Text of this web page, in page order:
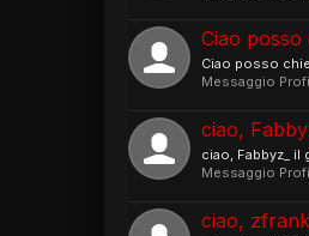
Ciao
Ciao posso
Messaggio
ciao,
ciao, Fabbyz_ il
Messaggio
ciao,